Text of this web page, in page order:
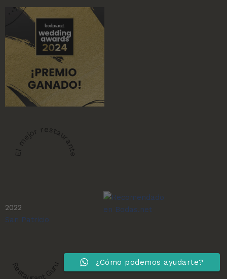
El mejor restaurante
2022
San Patricio
Restaurant Guru ¿Cómo podemos ayudarte?